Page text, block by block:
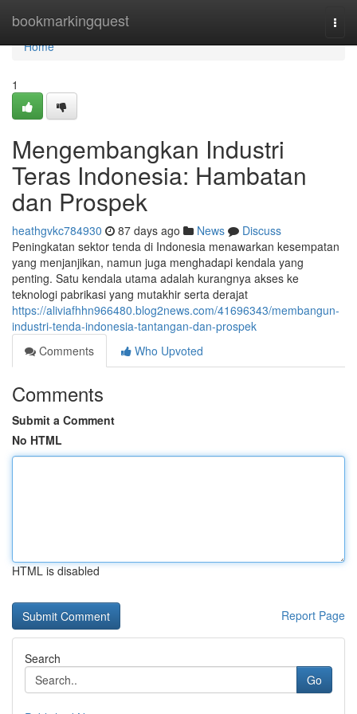
bookmarkingquest
Home
Home
1
Mengembangkan Industri
Teras Indonesia: Hambatan
dan Prospek
heathgvkc784930 87 days ago News
Discuss
Peningkatan sektor tenda di Indonesia menawarkan kesempatan
yang menjanjikan, namun juga menghadapi kendala yang
penting. Satu kendala utama adalah kurangnya akses ke
teknologi pabrikasi yang mutakhir serta derajat
https://aliviafhhn966480.blog2news.com/41696343/membangun-
industri-tenda-indonesia-tantangan-dan-prospek
Comments
Who Upvoted
Comments
Submit a Comment
No HTML
HTML is disabled
Report Page
Search
Go